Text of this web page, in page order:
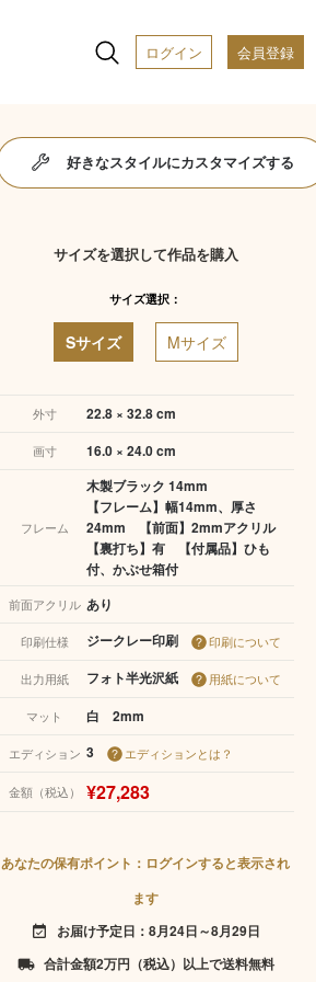
ログイン 会員登録
好きなスタイルにカスタマイズする
サイズを選択して作品を購入
サイズ選択：
Sサイズ Mサイズ
外寸 22.8 × 32.8 cm
画寸 16.0 × 24.0 cm
フレーム
木製ブラック 14mm
【フレーム】幅14mm、厚さ
24mm 【前面】2mmアクリル
【裏打ち】有 【付属品】ひも
付、かぶせ箱付
前面アクリル あり
印刷仕様 ジークレー印刷 印刷について
出力用紙 フォト半光沢紙 用紙について
マット 白 2mm
エディション 3 エディションとは？
金額（税込） ¥27,283
あなたの保有ポイント：ログインすると表示され
ます
event_available お届け予定日：8月24日～8月29日
local_shipping 合計金額2万円（税込）以上で送料無料